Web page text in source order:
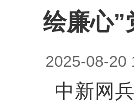
绘廉心”
2025-08-
中新网兵